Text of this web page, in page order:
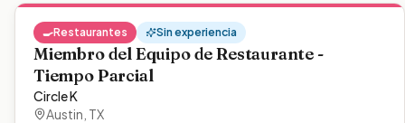
🍳Restaurantes Sin experiencia
Miembro del Equipo de Restaurante -
Tiempo Parcial
Circle K
Austin TX